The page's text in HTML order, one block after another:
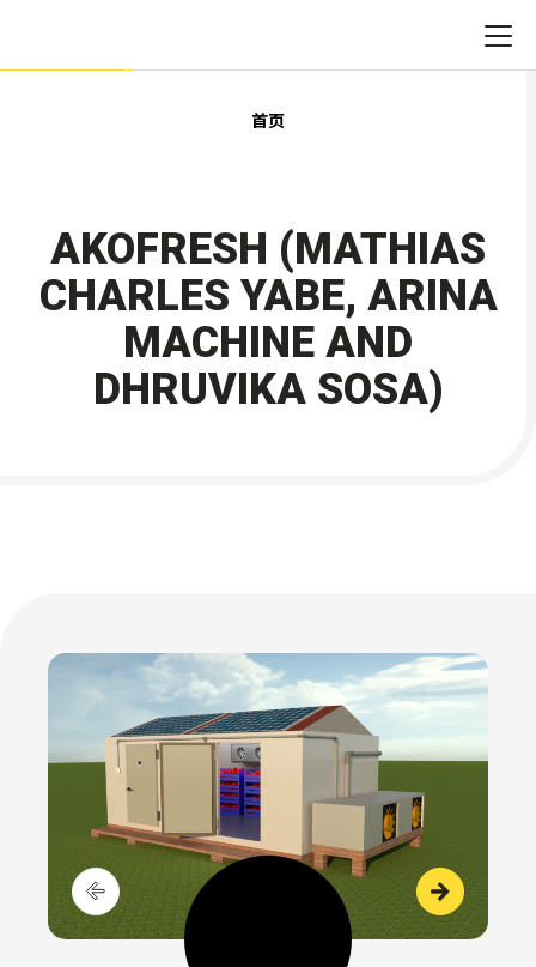
首页
AKOFRESH (MATHIAS
CHARLES YABE, ARINA
MACHINE AND
DHRUVIKA SOSA)